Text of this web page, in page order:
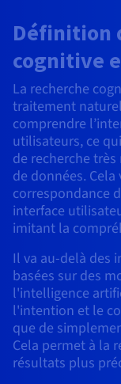
Tarifs
Documentation
Roadmap & Changelog
DISTRIBUER MON
Load Balancer
Tarifs
Disponibilités par
Documentation
Roadmap & Changelog
AI Endpoints - Bases
AI Endpoints - Batch
GPUS
Nvidia H200
Nvidia H100
Nvidia L4
Toutes les GPUs →
Tarifs
Managed HSM
Dedicated HSM
Infrastructure Anti-
Tarifs
Disponibilités par
Documentation
Roadmap & Changelog
Disponibilités par
Documentation
Roadmap & Changelog
MCP Server
Tarifs
Disponibilités par
Documentation
Roadmap & Changelog
Guides et
Conformité et
Roadmap & Changelog
HYCU for OVHcloud
SAP HANA ON
SAP HANA on Bare
SAP HANA on
Tarifs
Documentation
Roadmap & Changelog
Cloud Native
AI & HPC
OPCP Packager
CLOUD READY
Cloud ready
Self-Service Portal,
IAM & Tenant
Gouvernance &
Observabilité
BGP Services
PROTECTION &
Infrastructure Anti-
Protection Game
DNSSEC
SSL Gateway
Documentation
Roadmap & Changelog
Guides et
Roadmap & Changelog
USAGES
Résilience et AZ
Grid computing
Virtualisation et
Site web et
Tous les usages
Tarifs
OS & licences
Documentation
Roadmap & Changelog
Tous les usages
Documentation
Roadmap & Changelog
CDN Infrastructure
BGP Services
PROTECTION &
Infrastructure Anti-
DNSSEC
SSL Gateway
Documentation
Roadmap & Changelog
Bases de données
Option Certificats SSL
Option CDN
USAGES
Comment créer un
Héberger votre site
Créer mon site en 1
Créer ma boutique
Documentation
Roadmap & Changelog
Définition
cognitive
La recherche
traitement
comprendre
utilisateurs, ce
de recherche
de données.
correspondance
interface
imitant la
Il va au-delà des
basées sur des
l'intelligence
l'intention et le
que de
Cela permet à la
résultats plus